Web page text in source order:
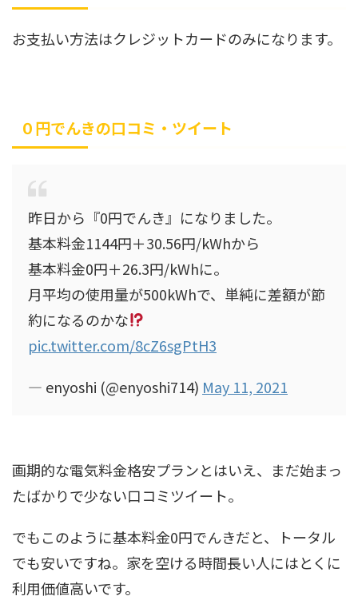
お支払い方法はクレジットカードのみになります。
０円でんきの口コミ・ツイート
昨日から『0円でんき』になりました。
基本料金1144円＋30.56円/kWhから
基本料金0円＋26.3円/kWhに。
月平均の使用量が500kWhで、単純に差額が節
約になるのかな
pic.twitter.com/8cZ6sgPtH3
— enyoshi (@enyoshi714) May 11, 2021
画期的な電気料金格安プランとはいえ、まだ始まっ
たばかりで少ない口コミツイート。
でもこのように基本料金0円でんきだと、トータル
でも安いですね。家を空ける時間長い人にはとくに
利用価値高いです。